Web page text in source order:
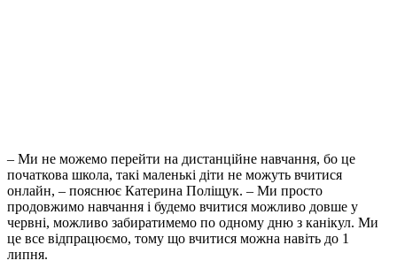
– Ми не можемо перейти на дистанційне навчання, бо це
початкова школа, такі маленькі діти не можуть вчитися
онлайн, – пояснює Катерина Поліщук. – Ми просто
продовжимо навчання і будемо вчитися можливо довше у
червні, можливо забиратимемо по одному дню з канікул. Ми
це все відпрацюємо, тому що вчитися можна навіть до 1
липня.